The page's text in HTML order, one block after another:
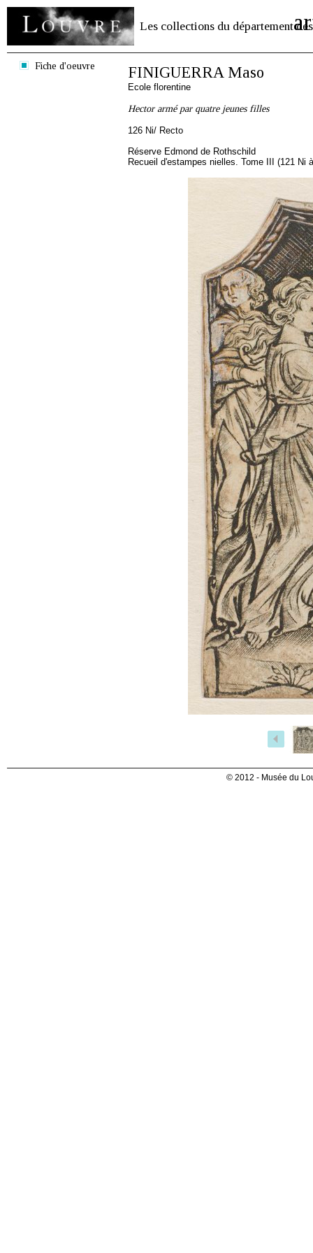
Les collections du département des
Fiche d'oeuvre FINIGUERRA Maso
Ecole florentine
Hector armé par quatre jeunes filles
126 Ni/ Recto
Réserve Edmond de Rothschild
Recueil d'estampes nielles. Tome III (121 Ni
© 2012 - Musée du